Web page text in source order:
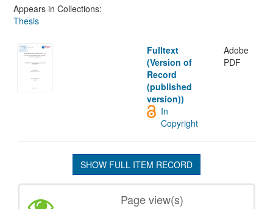
Appears in Collections:
Thesis
Fulltext
(Version of
Record
(published
version))
Adobe
PDF
In
Copyright
SHOW FULL ITEM RECORD
Page view(s)